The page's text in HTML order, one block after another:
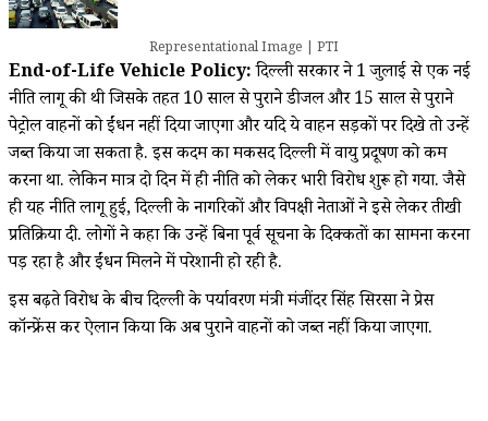
Representational Image | PTI
End-of-Life Vehicle Policy:दिल्ली सरकार ने 1 जुलाई से एक नई
नीति लागू की थी जिसके तहत 10 साल से पुराने डीजल और 15 साल से पुराने
पेट्रोल वाहनों को ईंधन नहीं दिया जाएगा और यदि ये वाहन सड़कों पर दिखे तो उन्हें
जब्त किया जा सकता है. इस कदम का मकसद दिल्ली में वायु प्रदूषण को कम
करना था. लेकिन मात्र दो दिन में ही नीति को लेकर भारी विरोध शुरू हो गया. जैसे
ही यह नीति लागू हुई, दिल्ली के नागरिकों और विपक्षी नेताओं ने इसे लेकर तीखी
प्रतिक्रिया दी. लोगों ने कहा कि उन्हें बिना पूर्व सूचना के दिक्कतों का सामना करना
पड़ रहा है और ईंधन मिलने में परेशानी हो रही है.
इस बढ़ते विरोध के बीच दिल्ली के पर्यावरण मंत्री मंजींदर सिंह सिरसा ने प्रेस
कॉन्फ्रेंस कर ऐलान किया कि अब पुराने वाहनों को जब्त नहीं किया जाएगा.